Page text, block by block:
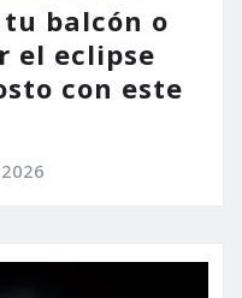
tu balcón o
el eclipse
con este